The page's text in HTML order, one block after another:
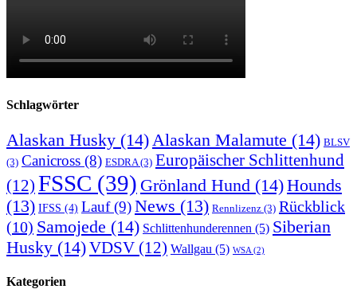
Schlagwörter
Alaskan Husky (14) Alaskan Malamute (14) BLSV
(3) Canicross (8) ESDRA (3) Europäischer Schlittenhund
(12) FSSC (39) Grönland Hund (14)Hounds
(13) IFSS (4) Lauf(9)News (13) Rennlizenz (3) Rückblick
(10) Samojede (14) Schlittenhunderennen (5) Siberian
Husky (14)VDSV (12) Wallgau (5) WSA (2)
Kategorien